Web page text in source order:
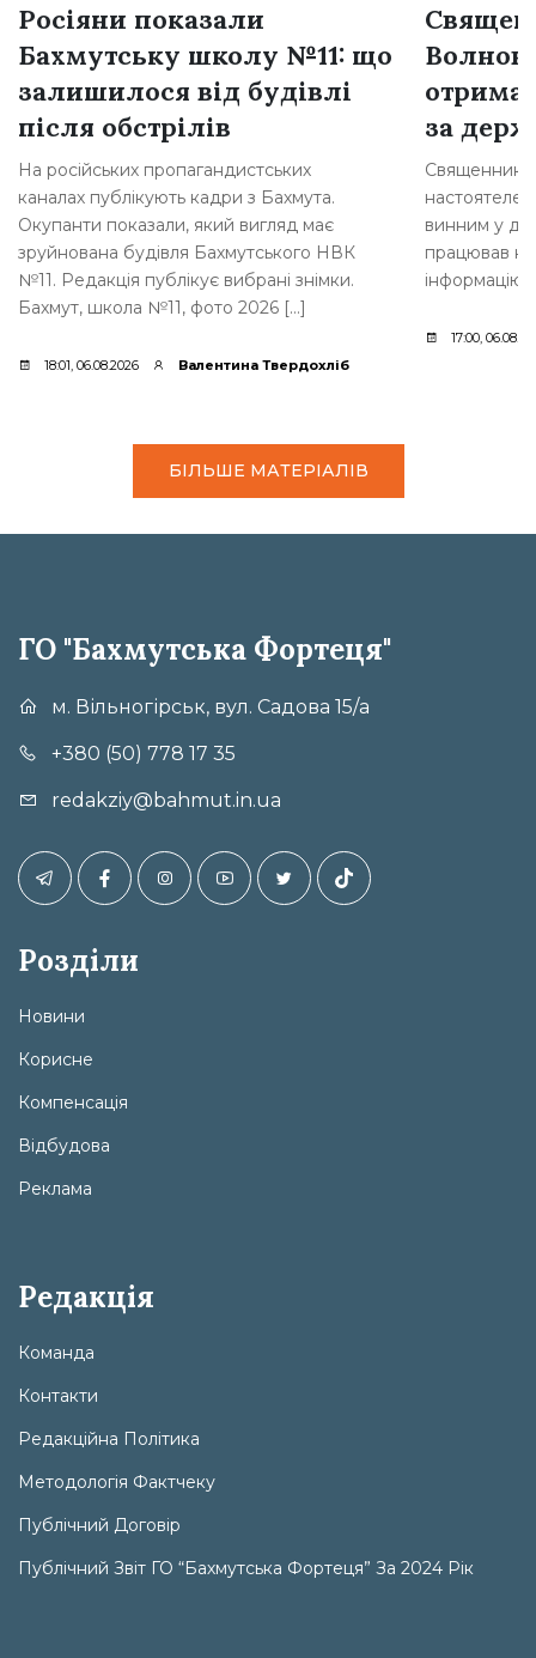
Росіяни показали
Бахмутську школу №11: що
залишилося від будівлі
після обстрілів
На російських пропагандистських
каналах публікують кадри з Бахмута.
Окупанти показали, який вигляд має
зруйнована будівля Бахмутського НВК
№11. Редакція публікує вибрані знімки.
Бахмут, школа №11, фото 2026 […]
18:01, 06.08.2026 Валентина Твердохліб
за
Священника
винним у
працював
інформацію
17:00,
БІЛЬШЕ МАТЕРІАЛІВ
ГО "Бахмутська Фортеця"
м. Вільногірськ, вул. Садова 15/а
+380 (50) 778 17 35
redakziy@bahmut.in.ua
Розділи
Новини
Корисне
Компенсація
Відбудова
Реклама
Редакція
Команда
Контакти
Редакційна Політика
Методологія Фактчеку
Публічний Договір
Публічний Звіт ГО “Бахмутська Фортеця” За 2024 Рік